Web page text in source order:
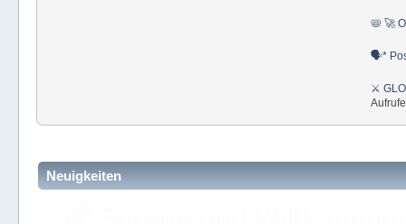
📛 🚀
🗣*
⚔
Aufrufe
Neuigkeiten